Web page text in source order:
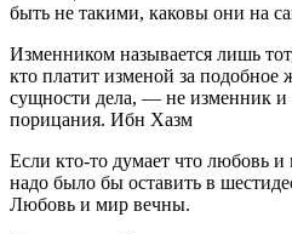
быть не такими, каковы они на
Изменником называется лишь
кто платит изменой за подобное
сущности дела, — не изменник и
порицания. Ибн Хазм
Если кто-то думает что любовь
надо было бы оставить в
Любовь и мир вечны.